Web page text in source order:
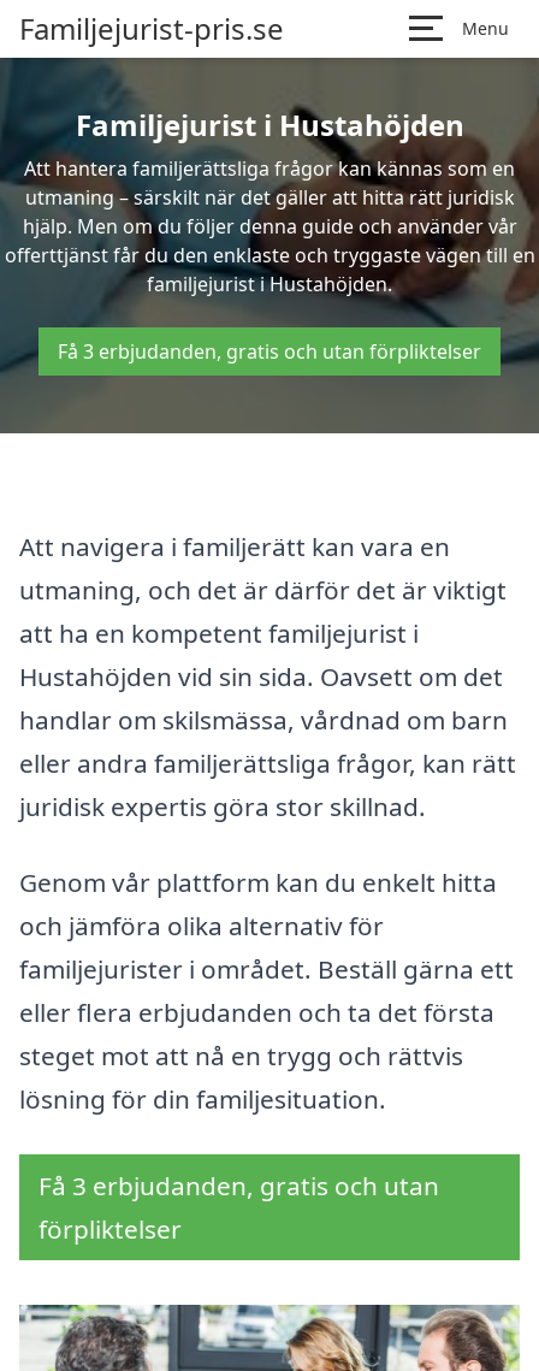
Familjejurist-pris.se Menu
Familjejurist i Hustahöjden
Att hantera familjerättsliga frågor kan kännas som en
utmaning – särskilt när det gäller att hitta rätt juridisk
hjälp. Men om du följer denna guide och använder vår
offerttjänst får du den enklaste och tryggaste vägen till en
familjejurist i Hustahöjden.
Få 3 erbjudanden, gratis och utan förpliktelser
Att navigera i familjerätt kan vara en
utmaning, och det är därför det är viktigt
att ha en kompetent familjejurist i
Hustahöjden vid sin sida. Oavsett om det
handlar om skilsmässa, vårdnad om barn
eller andra familjerättsliga frågor, kan rätt
juridisk expertis göra stor skillnad.
Genom vår plattform kan du enkelt hitta
och jämföra olika alternativ för
familjejurister i området. Beställ gärna ett
eller flera erbjudanden och ta det första
steget mot att nå en trygg och rättvis
lösning för din familjesituation.
Få 3 erbjudanden, gratis och utan
förpliktelser